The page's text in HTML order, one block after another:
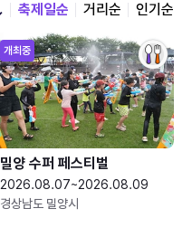
축제일순 거리순 인기순
개최중
밀양 수퍼 페스티벌
2026.08.07~2026.08.09
경상남도 밀양시